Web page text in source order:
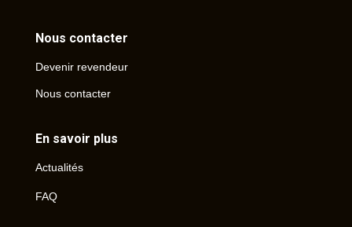
Nous contacter
Devenir revendeur
Nous contacter
En savoir plus
Actualités
FAQ